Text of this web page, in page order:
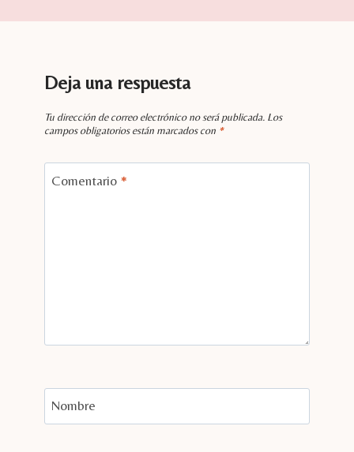
Deja una respuesta
Tu dirección de correo electrónico no será publicada. Los
campos obligatorios están marcados con *
Comentario *
Nombre